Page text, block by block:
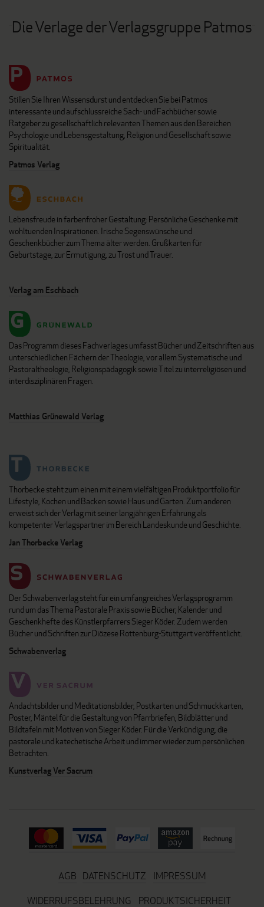
Die Verlage der Verlagsgruppe Patmos
Stillen Sie Ihren Wissensdurst und entdecken Sie bei Patmos
interessante und aufschlussreiche Sach- und Fachbücher sowie
Ratgeber zu gesellschaftlich relevanten Themen aus den Bereichen
Psychologie und Lebensgestaltung, Religion und Gesellschaft sowie
Spiritualität.
Patmos Verlag
Lebensfreude in farbenfroher Gestaltung: Persönliche Geschenke mit
wohltuenden Inspirationen. Irische Segenswünsche und
Geschenkbücher zum Thema älter werden. Grußkarten für
Geburtstage, zur Ermutigung, zu Trost und Trauer.
Verlag am Eschbach
Das Programm dieses Fachverlages umfasst Bücher und Zeitschriften aus
unterschiedlichen Fächern der Theologie, vor allem Systematische und
Pastoraltheologie, Religionspädagogik sowie Titel zu interreligiösen und
interdisziplinären Fragen.
Matthias Grünewald Verlag
Thorbecke steht zum einen mit einem vielfältigen Produktportfolio für
Lifestyle, Kochen und Backen sowie Haus und Garten. Zum anderen
erweist sich der Verlag mit seiner langjährigen Erfahrung als
kompetenter Verlagspartner im Bereich Landeskunde und Geschichte.
Jan Thorbecke Verlag
Der Schwabenverlag steht für ein umfangreiches Verlagsprogramm
rund um das Thema Pastorale Praxis sowie Bücher, Kalender und
Geschenkhefte des Künstlerpfarrers Sieger Köder. Zudem werden
Bücher und Schriften zur Diözese Rottenburg-Stuttgart veröffentlicht.
Schwabenverlag
Andachtsbilder und Meditationsbilder, Postkarten und Schmuckkarten,
Poster, Mäntel für die Gestaltung von Pfarrbriefen, Bildblätter und
Bildtafeln mit Motiven von Sieger Köder. Für die Verkündigung, die
pastorale und katechetische Arbeit und immer wieder zum persönlichen
Betrachten.
Kunstverlag Ver Sacrum
AGB DATENSCHUTZ
IMPRESSUM
WIDERRUFSBELEHRUNG
PRODUKTSICHERHEIT